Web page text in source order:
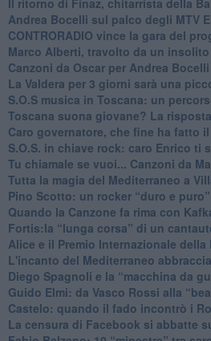
Andrea Bocelli sul palco degli MTV
CONTRORADIO vince la gara del
Marco Alberti, travolto da un
Canzoni da Oscar per Andrea
La Valdera per 3 giorni sarà una
S.O.S musica in Toscana: un
​Toscana suona giovane? La
Caro governatore, che fine ha fatto
S.O.S. in chiave rock: caro Enrico ti
Tu chiamale se vuoi... Canzoni da
​Tutta la magia del Mediterraneo a
​Pino Scotto: un rocker “duro e
​Quando la Canzone fa rima con
​Fortis:la “lunga corsa” di un
Alice e il Premio Internazionale della
​L'incanto del Mediterraneo
​Diego Spagnoli e la “macchina da
​Guido Elmi: da Vasco Rossi alla
​Castelo: quando il fado incontrò i
La censura di Facebook si abbatte